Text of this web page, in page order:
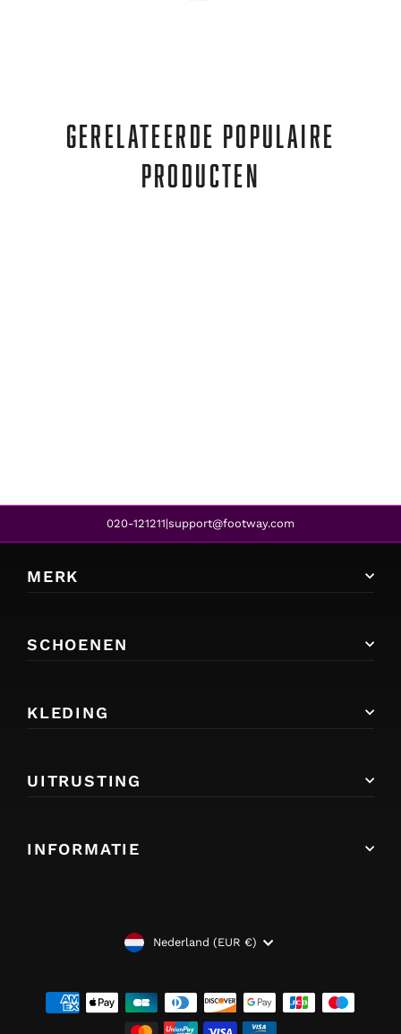
GERELATEERDE POPULAIRE
PRODUCTEN
020-121211|support@footway.com
MERK
SCHOENEN
KLEDING
UITRUSTING
INFORMATIE
VALUTANederland (EUR €)